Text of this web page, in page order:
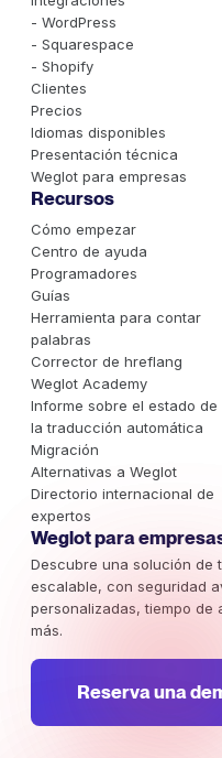
- WordPress
- Squarespace
- Shopify
Clientes
Precios
Idiomas disponibles
Presentación técnica
Weglot para empresas
Recursos
Cómo empezar
Centro de ayuda
Programadores
Guías
Herramienta para contar
palabras
Corrector de hreflang
Weglot Academy
Informe sobre el estado de
la traducción automática
Migración
Alternativas a Weglot
Directorio internacional de
expertos
Weglot para
Descubre una solución de
escalable, con seguridad
personalizadas, tiempo de
más.
Reserva una